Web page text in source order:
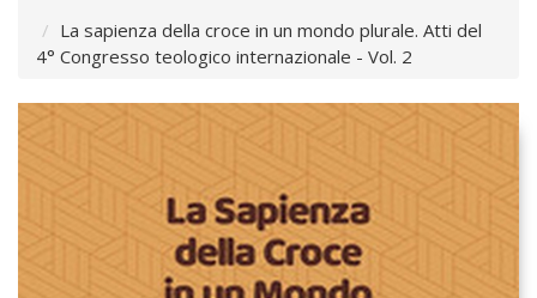
La sapienza della croce in un mondo plurale. Atti del
4° Congresso teologico internazionale - Vol. 2